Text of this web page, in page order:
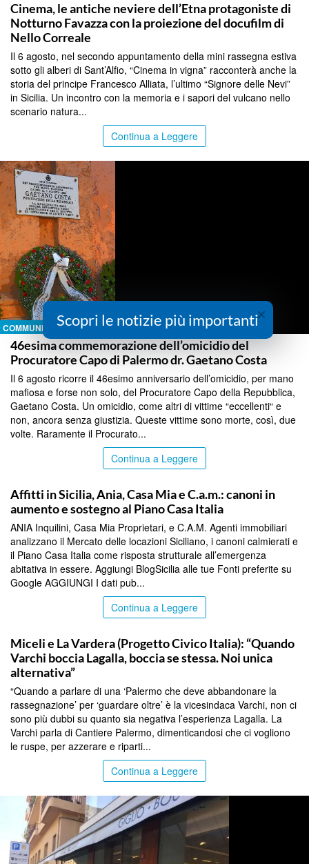
Cinema, le antiche neviere dell’Etna protagoniste di
Notturno Favazza con la proiezione del docufilm di
Nello Correale
Il 6 agosto, nel secondo appuntamento della mini rassegna estiva
sotto gli alberi di Sant’Alfio, “Cinema in vigna” racconterà anche la
storia del principe Francesco Alliata, l’ultimo “Signore delle Nevi”
in Sicilia. Un incontro con la memoria e i sapori del vulcano nello
scenario natura...
Continua a Leggere
COMMUNITY
46esima commemorazione dell’omicidio del
Procuratore Capo di Palermo dr. Gaetano Costa
Il 6 agosto ricorre il 46esimo anniversario dell’omicidio, per mano
mafiosa e forse non solo, del Procuratore Capo della Repubblica,
Gaetano Costa. Un omicidio, come altri di vittime “eccellenti“ e
non, ancora senza giustizia. Queste vittime sono morte, così, due
volte. Raramente il Procurato...
Continua a Leggere
Affitti in Sicilia, Ania, Casa Mia e C.a.m.: canoni in
aumento e sostegno al Piano Casa Italia
ANIA Inquilini, Casa Mia Proprietari, e C.A.M. Agenti immobiliari
analizzano il Mercato delle locazioni Siciliano, i canoni calmierati e
il Piano Casa Italia come risposta strutturale all’emergenza
abitativa in essere. Aggiungi BlogSicilia alle tue Fonti preferite su
Google AGGIUNGI I dati pub...
Continua a Leggere
Miceli e La Vardera (Progetto Civico Italia): “Quando
Varchi boccia Lagalla, boccia se stessa. Noi unica
alternativa”
“Quando a parlare di una ‘Palermo che deve abbandonare la
rassegnazione’ per ‘guardare oltre’ è la vicesindaca Varchi, non ci
sono più dubbi su quanto sia negativa l’esperienza Lagalla. La
Varchi parla di Cantiere Palermo, dimenticandosi che ci vogliono
le ruspe, per azzerare e riparti...
Continua a Leggere
×
Scopri le notizie più importanti